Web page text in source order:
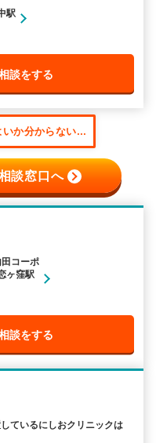
駅
談をする
いか分からない...
談窓口へ
コーポ
ヶ窪駅
談をする
ているにしおクリニックは